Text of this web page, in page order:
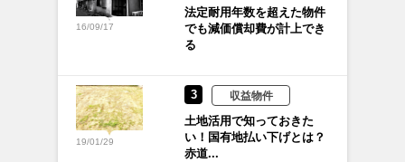
16/09/17
法定耐用年数を超えた物件
でも減価償却費が計上でき
る
19/01/29
3 収益物件
土地活用で知っておきた
い！国有地払い下げとは？
赤道...